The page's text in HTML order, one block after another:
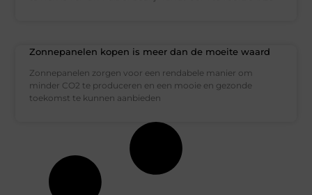
Zonnepanelen kopen is meer dan de moeite waard
Zonnepanelen zorgen voor een rendabele manier om
minder CO2 te produceren en een mooie en gezonde
toekomst te kunnen aanbieden